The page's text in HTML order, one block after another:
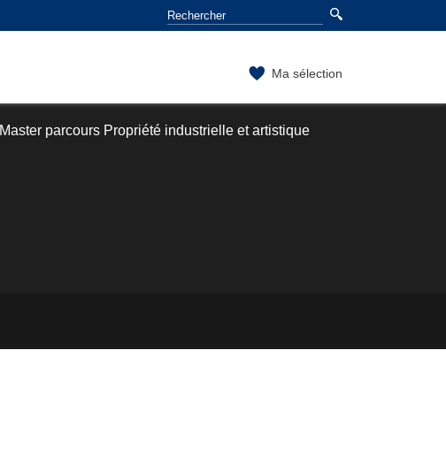
Ma sélection
Master parcours Propriété industrielle et artistique